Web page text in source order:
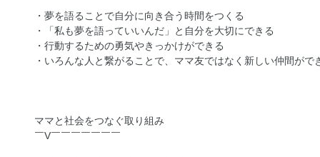
・夢を語ることで自分に向き合う時間をつくる
・「私も夢を語っていいんだ」と自分を大切にできる
・行動するための勇気やきっかけができる
・いろんな人と繋がることで、ママ友ではなく新しい仲間がで
ママと社会をつなぐ取り組み
￣V￣￣￣￣￣￣￣